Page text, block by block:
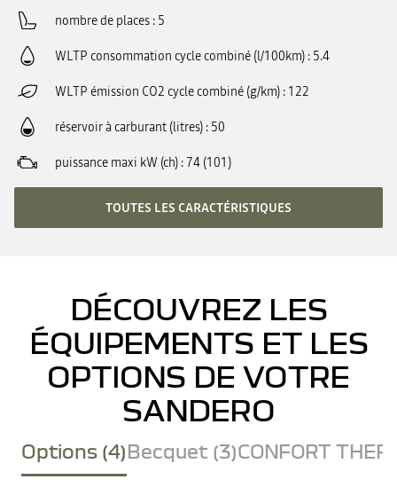
nombre de places 5
WLTP consommation cycle combiné (l/100km) 5.4
WLTP émission CO2 cycle combiné (g/km) 122
réservoir à carburant (litres) 50
puissance maxi kW (ch) 74 (101)
TOUTES LES CARACTÉRISTIQUES
DÉCOUVREZ LES
ÉQUIPEMENTS ET LES
OPTIONS DE VOTRE
SANDERO
Options (4)Becquet (3)CONFORT